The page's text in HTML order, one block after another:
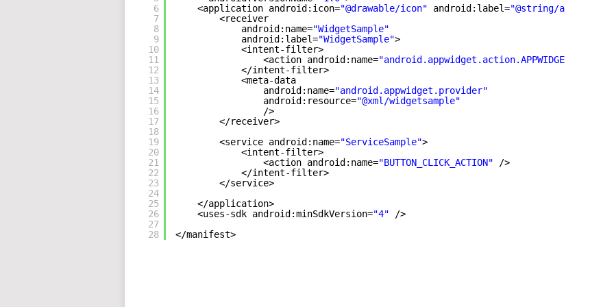
6
7
8
9
10
11
12
13
14
15
16
17
18
19
20
21
22
23
24
25
26
27
28
<application android:icon="@drawable/icon" android:label="@string/app_name"
<receiver
android:name="WidgetSample"
android:label="WidgetSample">
<intent-filter>
<action android:name="android.appwidget.action.APPWIDGET_UPDATE"
</intent-filter>
<meta-data
android:name="android.appwidget.provider"
android:resource="@xml/widgetsample"
/>
</receiver>
<service android:name="ServiceSample">
<intent-filter>
<action android:name="BUTTON_CLICK_ACTION"
/>
</intent-filter>
</service>
</application>
<uses-sdk android:minSdkVersion="4"
/>
</manifest>